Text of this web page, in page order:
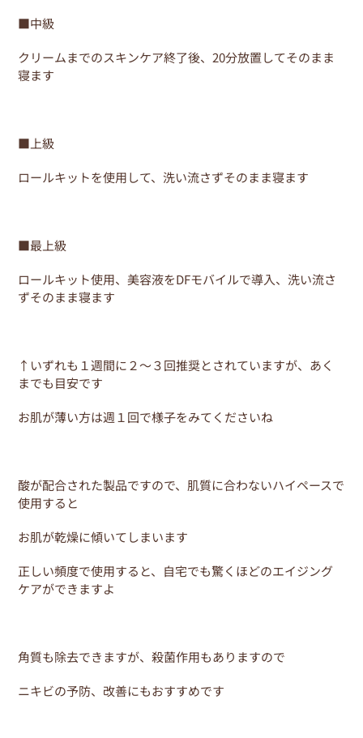
■中級
クリームまでのスキンケア終了後、20分放置してそのまま
寝ます
■上級
ロールキットを使用して、洗い流さずそのまま寝ます
■最上級
ロールキット使用、美容液をDFモバイルで導入、洗い流さ
ずそのまま寝ます
↑いずれも１週間に２～３回推奨とされていますが、あく
までも目安です
お肌が薄い方は週１回で様子をみてくださいね
酸が配合された製品ですので、肌質に合わないハイペースで
使用すると
お肌が乾燥に傾いてしまいます
正しい頻度で使用すると、自宅でも驚くほどのエイジング
ケアができますよ
角質も除去できますが、殺菌作用もありますので
ニキビの予防、改善にもおすすめです